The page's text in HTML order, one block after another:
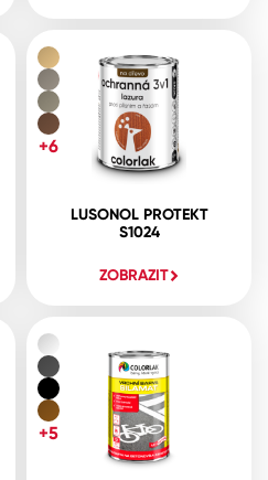
LUSONOL PROTEKT
S1024
ZOBRAZIT
+6
+5